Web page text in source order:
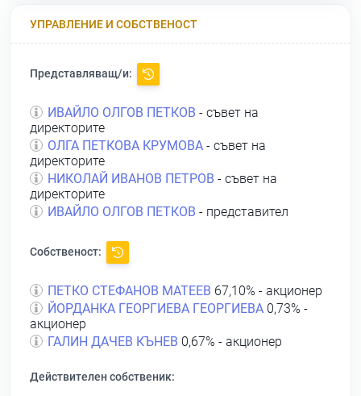
УПРАВЛЕНИЕ И СОБСТВЕНОСТ
Представляващ/и:
ИВАЙЛО ОЛГОВ ПЕТКОВ - съвет на
директорите
ОЛГА ПЕТКОВА КРУМОВА - съвет на
директорите
НИКОЛАЙ ИВАНОВ ПЕТРОВ - съвет на
директорите
ИВАЙЛО ОЛГОВ ПЕТКОВ - представител
Собственост:
ПЕТКО СТЕФАНОВ МАТЕЕВ 67,10% - акционер
ЙОРДАНКА ГЕОРГИЕВА ГЕОРГИЕВА 0,73% -
акционер
ГАЛИН ДАЧЕВ КЪНЕВ 0,67% - акционер
Действителен собственик: